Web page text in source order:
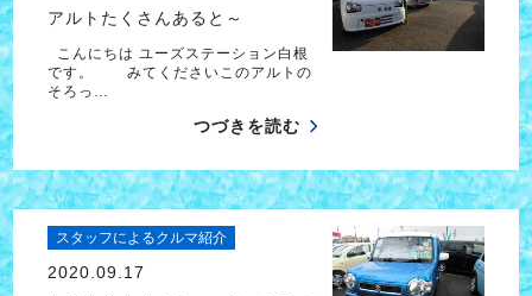
アルトたくさんあると～
こんにちは ユーズステーション白根
です。 みてくださいこのアルトの
そろっ…
つづきを読む
スタッフによるクルマ紹介
2020.09.17